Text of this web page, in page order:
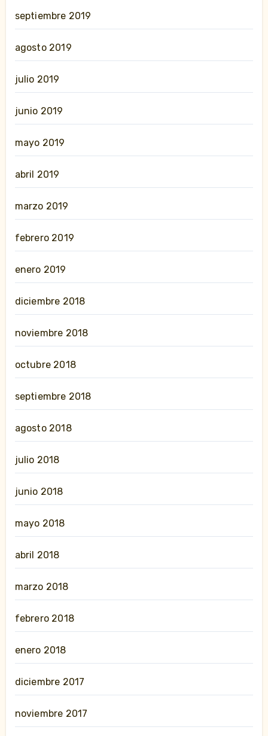
septiembre 2019
agosto 2019
julio 2019
junio 2019
mayo 2019
abril 2019
marzo 2019
febrero 2019
enero 2019
diciembre 2018
noviembre 2018
octubre 2018
septiembre 2018
agosto 2018
julio 2018
junio 2018
mayo 2018
abril 2018
marzo 2018
febrero 2018
enero 2018
diciembre 2017
noviembre 2017